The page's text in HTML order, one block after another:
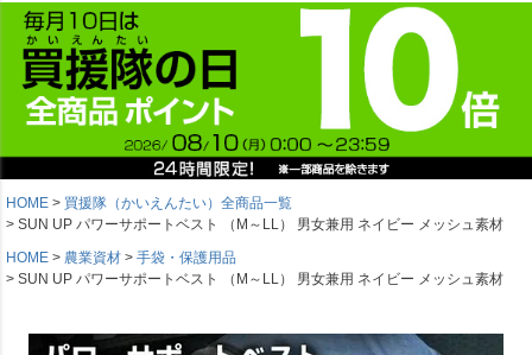
HOME
買援隊（かいえんたい）全商品一覧
SUN UP パワーサポートベスト （M～LL） 男女兼用 ネイビー メッシュ素材
HOME
農業資材
手袋・保護用品
SUN UP パワーサポートベスト （M～LL） 男女兼用 ネイビー メッシュ素材